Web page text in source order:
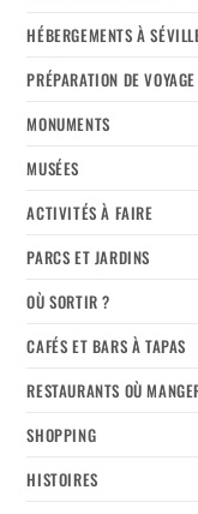
HÉBERGEMENTS À
PRÉPARATION DE VOYAGE
MONUMENTS
MUSÉES
ACTIVITÉS À FAIRE
PARCS ET JARDINS
OÙ SORTIR ?
CAFÉS ET BARS À TAPAS
RESTAURANTS OÙ
SHOPPING
HISTOIRES